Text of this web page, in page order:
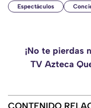
Espectáculos
¡No te pierdas
TV Azteca